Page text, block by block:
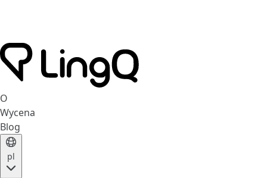
O
Wycena
Blog
pl